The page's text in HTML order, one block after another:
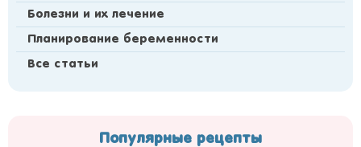
Болезни и их лечение
Планирование беременности
Все статьи
Популярные рецепты